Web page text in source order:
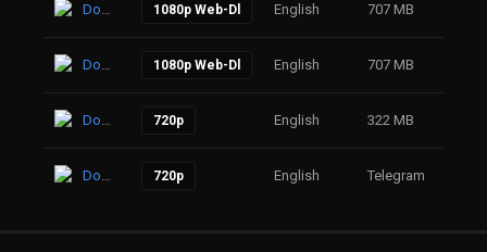
Download 1080p Web-Dl English 707 MB
Download 1080p Web-Dl English 707 MB
Download 720p English 322 MB
Download 720p English Telegram